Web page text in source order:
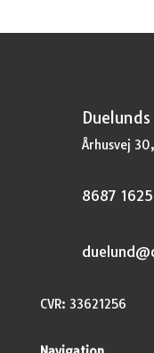
Århusvej
8687 1625
CVR: 33621256